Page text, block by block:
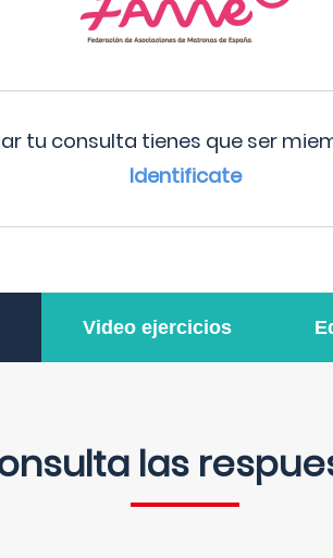
tu consulta tienes que ser
Identificate
Video ejercicios
las